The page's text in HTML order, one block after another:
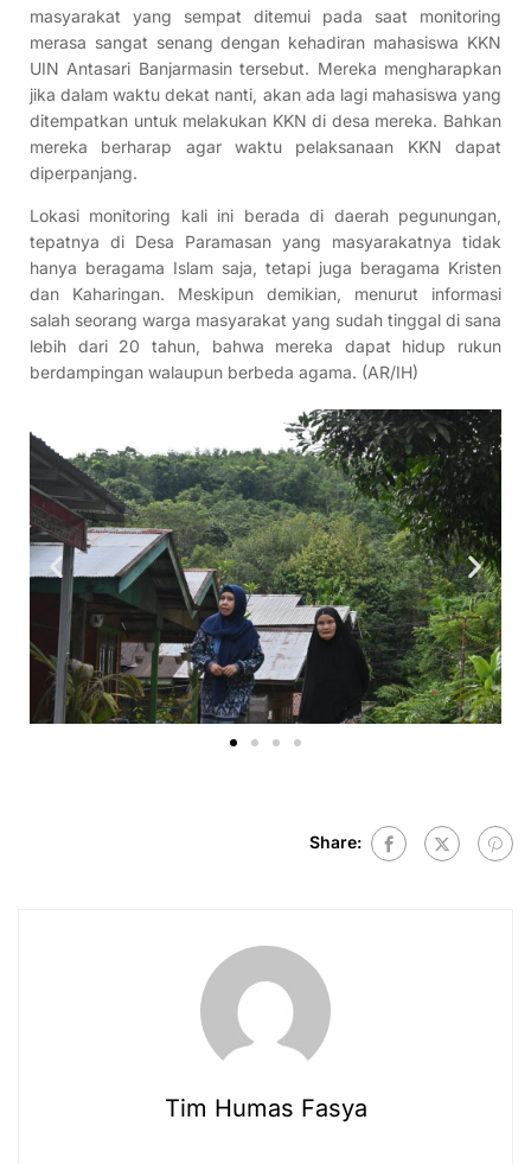
masyarakat yang sempat ditemui pada saat monitoring
merasa sangat senang dengan kehadiran mahasiswa KKN
UIN Antasari Banjarmasin tersebut. Mereka mengharapkan
jika dalam waktu dekat nanti, akan ada lagi mahasiswa yang
ditempatkan untuk melakukan KKN di desa mereka. Bahkan
mereka berharap agar waktu pelaksanaan KKN dapat
diperpanjang.
Lokasi monitoring kali ini berada di daerah pegunungan,
tepatnya di Desa Paramasan yang masyarakatnya tidak
hanya beragama Islam saja, tetapi juga beragama Kristen
dan Kaharingan. Meskipun demikian, menurut informasi
salah seorang warga masyarakat yang sudah tinggal di sana
lebih dari 20 tahun, bahwa mereka dapat hidup rukun
berdampingan walaupun berbeda agama. (AR/IH)
Share:
Tim Humas Fasya